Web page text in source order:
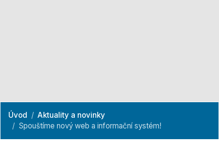
Úvod
Aktuality a novinky
Spouštíme nový web a informační systém!